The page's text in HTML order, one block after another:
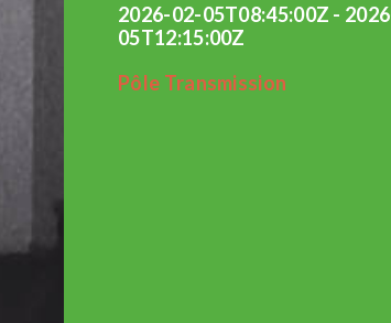
2026-02-05T08:45:00Z -
05T12:15:00Z
Pôle Transmission